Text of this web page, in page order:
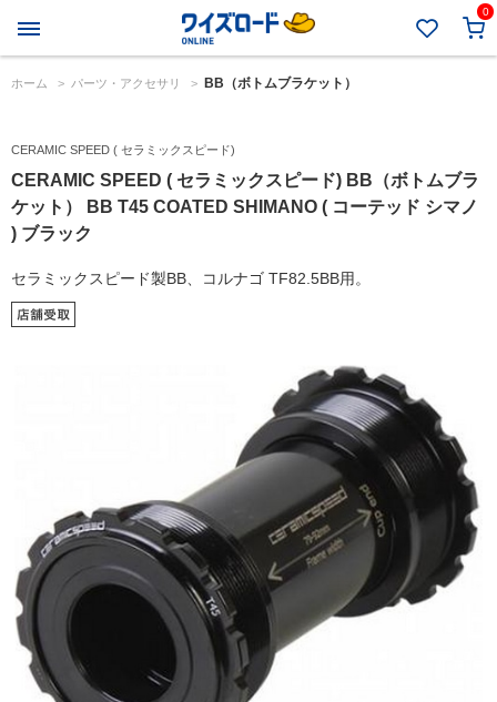
0
ホーム > パーツ・アクセサリ > BB（ボトムブラケット）
CERAMIC SPEED ( セラミックスピード)
CERAMIC SPEED ( セラミックスピード) BB（ボトムブラ
ケット） BB T45 COATED SHIMANO ( コーテッド シマノ
) ブラック
セラミックスピード製BB、コルナゴ TF82.5BB用。